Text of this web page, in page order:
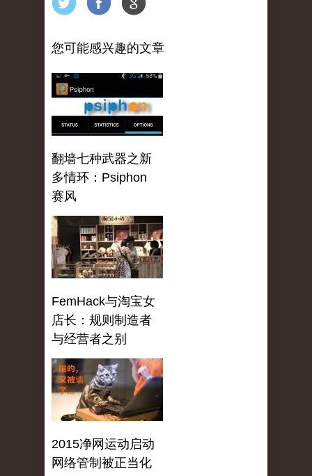
您可能感兴趣的文章
翻墙七种武器之新
多情环：Psiphon
赛风
FemHack与淘宝女
店长：规则制造者
与经营者之别
2015净网运动启动
网络管制被正当化